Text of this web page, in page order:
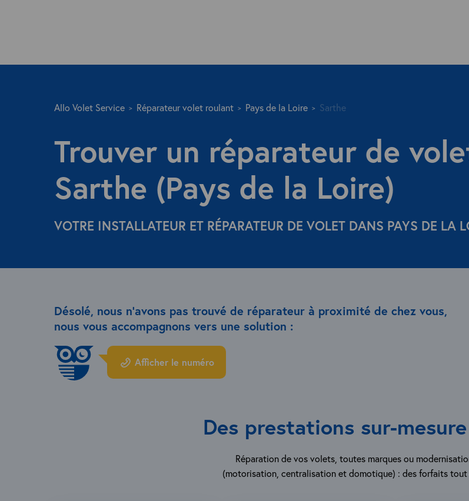
Allo Volet Service Réparateur volet roulant Pays de la Loire Sarthe
Trouver un réparateur de
Sarthe (Pays de la Loire)
VOTRE INSTALLATEUR ET RÉPARATEUR DE VOLET DANS PAYS DE LA
Désolé, nous n’avons pas trouvé de réparateur à proximité de chez vous,
nous vous accompagnons vers une solution :
Afficher le numéro
Des prestations sur-
Réparation de vos volets, toutes marques ou
(motorisation, centralisation et domotique) : des forfaits